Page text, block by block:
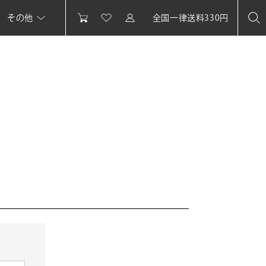
その他 全国一律送料330円